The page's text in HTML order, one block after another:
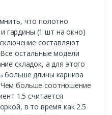
что полотно
гардины (1 шт на окно)
составляют
остальные модели
складок, а для этого
длины карниза
Чем больше соотношение
1.5 считается
в то время как 2.5